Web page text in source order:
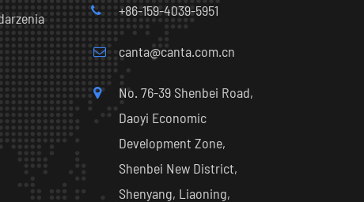
+86-159-4039-5951
canta@canta.com.cn
No. 76-39 Shenbei Road,
Daoyi Economic
Development Zone,
Shenbei New District,
Shenyang, Liaoning,